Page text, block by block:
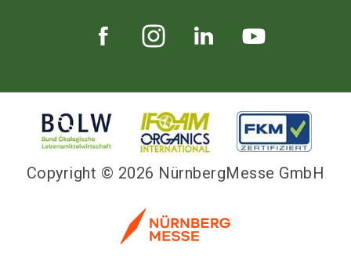
Copyright © 2026 NürnbergMesse GmbH